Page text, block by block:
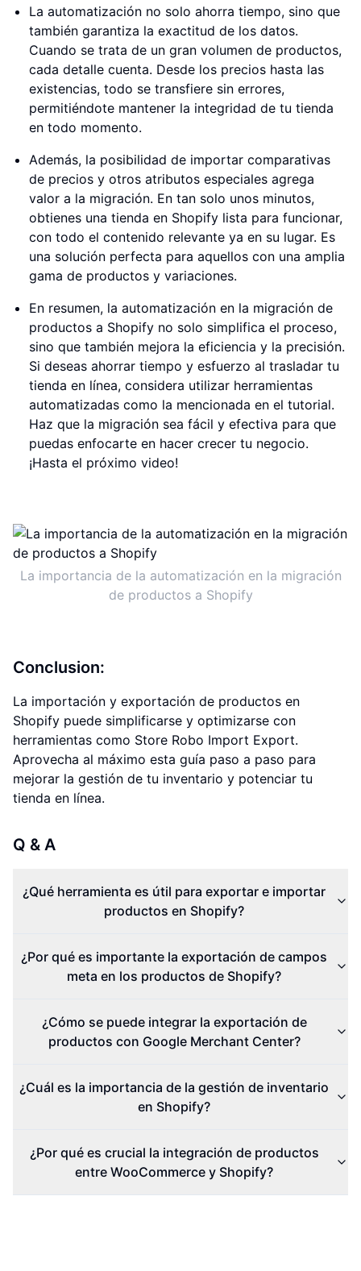
La automatización no solo ahorra tiempo, sino que
también garantiza la exactitud de los datos.
Cuando se trata de un gran volumen de productos,
cada detalle cuenta. Desde los precios hasta las
existencias, todo se transfiere sin errores,
permitiéndote mantener la integridad de tu tienda
en todo momento.
Además, la posibilidad de importar comparativas
de precios y otros atributos especiales agrega
valor a la migración. En tan solo unos minutos,
obtienes una tienda en Shopify lista para funcionar,
con todo el contenido relevante ya en su lugar. Es
una solución perfecta para aquellos con una amplia
gama de productos y variaciones.
En resumen, la automatización en la migración de
productos a Shopify no solo simplifica el proceso,
sino que también mejora la eficiencia y la precisión.
Si deseas ahorrar tiempo y esfuerzo al trasladar tu
tienda en línea, considera utilizar herramientas
automatizadas como la mencionada en el tutorial.
Haz que la migración sea fácil y efectiva para que
puedas enfocarte en hacer crecer tu negocio.
¡Hasta el próximo video!
La importancia de la automatización en la migración
de productos a Shopify
Conclusion:
La importación y exportación de productos en
Shopify puede simplificarse y optimizarse con
herramientas como Store Robo Import Export.
Aprovecha al máximo esta guía paso a paso para
mejorar la gestión de tu inventario y potenciar tu
tienda en línea.
Q & A
¿Qué herramienta es útil para exportar e importar
productos en Shopify?
¿Por qué es importante la exportación de campos
meta en los productos de Shopify?
¿Cómo se puede integrar la exportación de
productos con Google Merchant Center?
¿Cuál es la importancia de la gestión de inventario
en Shopify?
¿Por qué es crucial la integración de productos
entre WooCommerce y Shopify?